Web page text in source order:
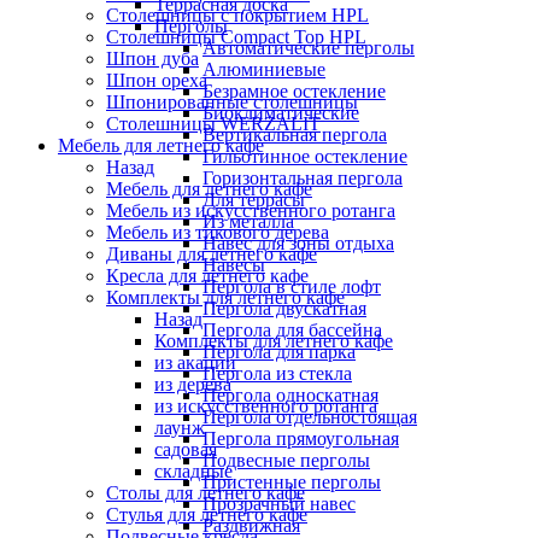
Террасная доска
Перголы
Автоматические перголы
Алюминиевые
Безрамное остекление
Биоклиматические
Вертикальная пергола
Гильотинное остекление
Горизонтальная пергола
Для террасы
Из металла
Навес для зоны отдыха
Навесы
Пергола в стиле лофт
Пергола двускатная
Пергола для бассейна
Пергола для парка
Пергола из стекла
Пергола односкатная
Пергола отдельностоящая
Пергола прямоугольная
Подвесные перголы
Пристенные перголы
Прозрачный навес
Раздвижная
Столешницы с покрытием HPL
Столешницы Сompact Top HPL
Шпон дуба
Шпон ореха
Шпонированные столешницы
Столешницы WERZALIT
Мебель для летнего кафе
Назад
Мебель для летнего кафе
Мебель из искусственного ротанга
Мебель из тикового дерева
Диваны для летнего кафе
Кресла для летнего кафе
Комплекты для летнего кафе
Назад
Комплекты для летнего кафе
из акации
из дерева
из искусственного ротанга
лаунж
садовая
складные
Столы для летнего кафе
Стулья для летнего кафе